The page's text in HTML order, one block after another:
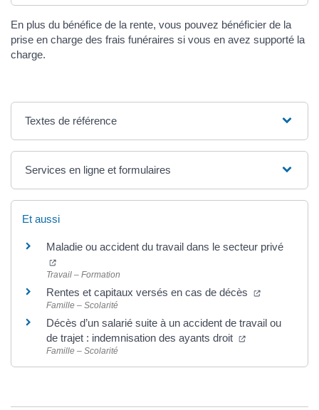
En plus du bénéfice de la rente, vous pouvez bénéficier de la
prise en charge des frais funéraires si vous en avez supporté la
charge.
Textes de référence
Services en ligne et formulaires
Et aussi
Maladie ou accident du travail dans le secteur privé
(ouverture dans un nouvel onglet)
Travail – Formation
Rentes et capitaux versés en cas de décès (ouverture
Famille – Scolarité
Décès d’un salarié suite à un accident de travail ou
de trajet : indemnisation des ayants droit
(ouverture
Famille – Scolarité